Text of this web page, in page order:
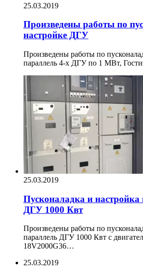
25.03.2019
Произведены работы по
настройке ДГУ
Произведены работы по
параллель 4-х ДГУ по 1 МВт,
25.03.2019
Пусконаладка и настройка
ДГУ 1000 Квт
Произведены работы по
параллель ДГУ 1000 Квт с
18V2000G36…
25.03.2019